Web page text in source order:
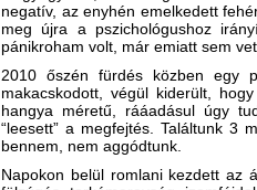
negatív, az enyhén emelkedett
meg újra a pszichológushoz
pánikroham volt, már emiatt sem
2010 őszén fürdés közben egy
makacskodott, végül kiderült,
hangya méretű, rááadásul úgy
“leesett” a megfejtés. Találtunk 3
bennem, nem aggódtunk.
Napokon belül romlani kezdett az